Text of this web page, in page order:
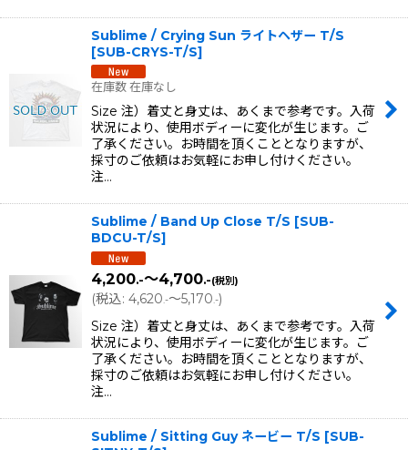
Sublime / Crying Sun ライトヘザー T/S
[SUB-CRYS-T/S]
在庫数 在庫なし
Size 注）着丈と身丈は、あくまで参考です。入荷
状況により、使用ボディーに変化が生じます。ご
了承ください。お時間を頂くこととなりますが、
採寸のご依頼はお気軽にお申し付けください。
注…
Sublime / Band Up Close T/S [SUB-
BDCU-T/S]
4,200.-～4,700.-(税別)
(税込: 4,620.-～5,170.-)
Size 注）着丈と身丈は、あくまで参考です。入荷
状況により、使用ボディーに変化が生じます。ご
了承ください。お時間を頂くこととなりますが、
採寸のご依頼はお気軽にお申し付けください。
注…
Sublime / Sitting Guy ネービー T/S [SUB-